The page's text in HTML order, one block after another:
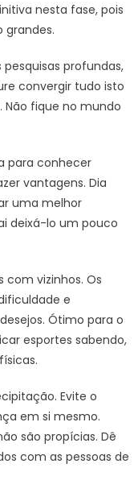
nesta fase, pois
grandes.
pesquisas profundas,
convergir tudo isto
Não fique no mundo
para conhecer
vantagens. Dia
uma melhor
deixá-lo um pouco
com vizinhos. Os
e
Ótimo para o
esportes sabendo,
Evite o
em si mesmo.
são propícias. Dê
com as pessoas de